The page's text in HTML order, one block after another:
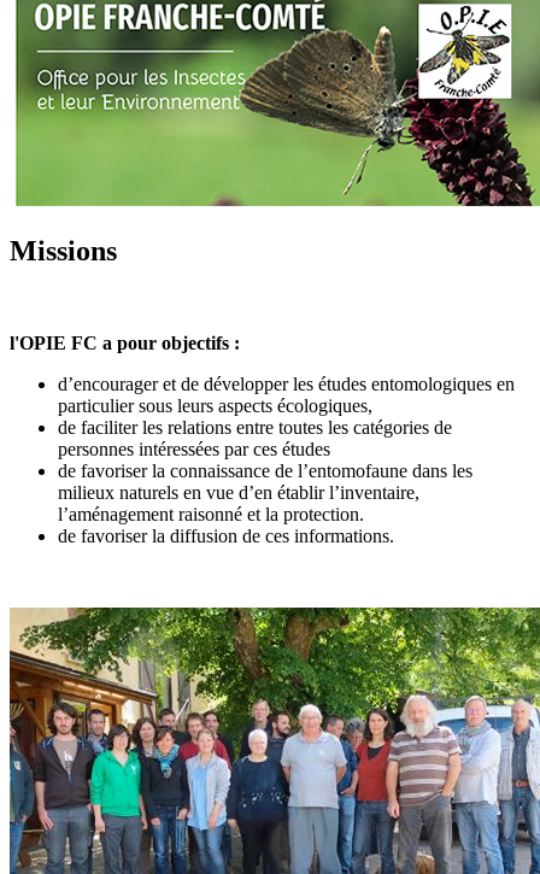
Missions
l'OPIE FC a pour objectifs :
d’encourager et de développer les études entomologiques en
particulier sous leurs aspects écologiques,
de faciliter les relations entre toutes les catégories de
personnes intéressées par ces études
de favoriser la connaissance de l’entomofaune dans les
milieux naturels en vue d’en établir l’inventaire,
l’aménagement raisonné et la protection.
de favoriser la diffusion de ces informations.